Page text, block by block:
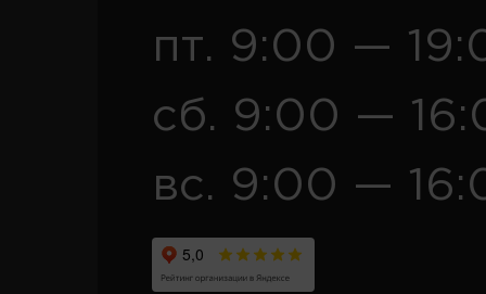
пт. 9:00 —
сб. 9:00 —
вс. 9:00 —